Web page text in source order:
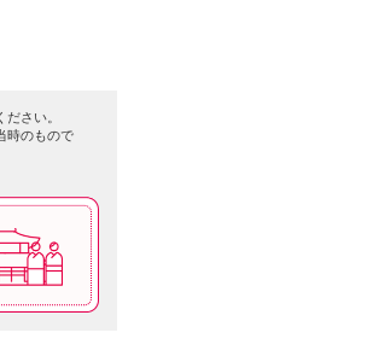
さい。
時のもので